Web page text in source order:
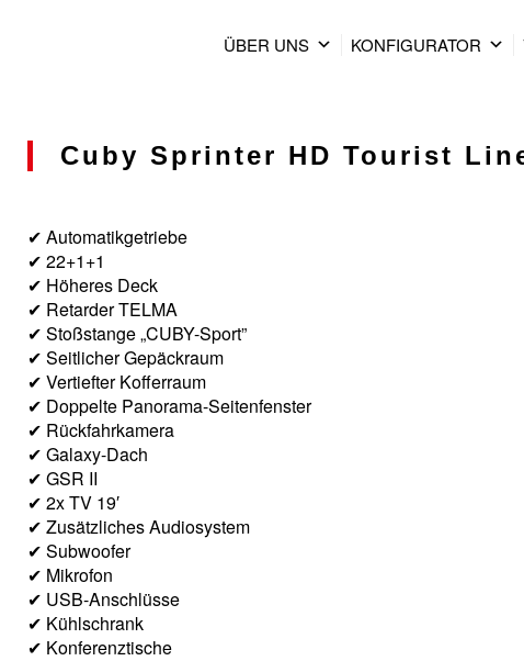
ÜBER UNS KONFIGURATOR
Cuby Sprinter HD Tourist
✔ Automatikgetriebe
✔ 22+1+1
✔ Höheres Deck
✔ Retarder TELMA
✔ Stoßstange „CUBY-Sport”
✔ Seitlicher Gepäckraum
✔ Vertiefter Kofferraum
✔ Doppelte Panorama-Seitenfenster
✔ Rückfahrkamera
✔ Galaxy-Dach
✔ GSR II
✔ 2x TV 19′
✔ Zusätzliches Audiosystem
✔ Subwoofer
✔ Mikrofon
✔ USB-Anschlüsse
✔ Kühlschrank
✔ Konferenztische